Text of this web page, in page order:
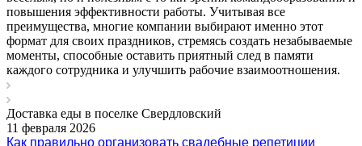
повышения эффективности работы. Учитывая все
преимущества, многие компании выбирают именно этот
формат для своих праздников, стремясь создать незабываемые
моменты, способные оставить приятный след в памяти
каждого сотрудника и улучшить рабочие взаимоотношения.
Доставка еды в поселке Свердловский
11 февраля 2026
Как правильно организовать свадебные репетиции